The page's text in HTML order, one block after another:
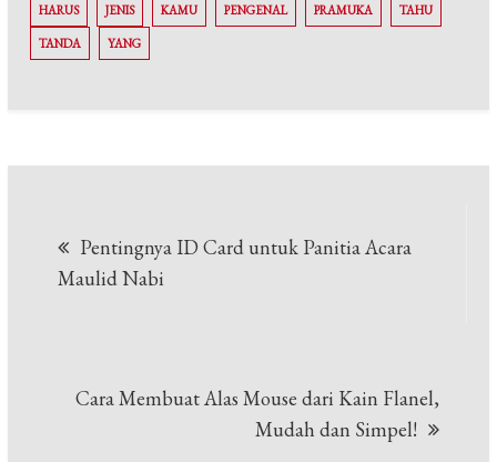
HARUS JENIS KAMU PENGENAL PRAMUKA TAHU
TANDA YANG
navigation
Pentingnya ID Card untuk Panitia Acara
Maulid Nabi
Cara Membuat Alas Mouse dari Kain Flanel,
Mudah dan Simpel!